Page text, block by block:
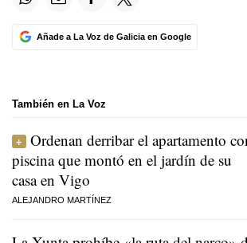
Añade a La Voz de Galicia en Google
También en La Voz
Ordenan derribar el apartamento
piscina que montó en el jardín de su
casa en Vigo
ALEJANDRO MARTÍNEZ